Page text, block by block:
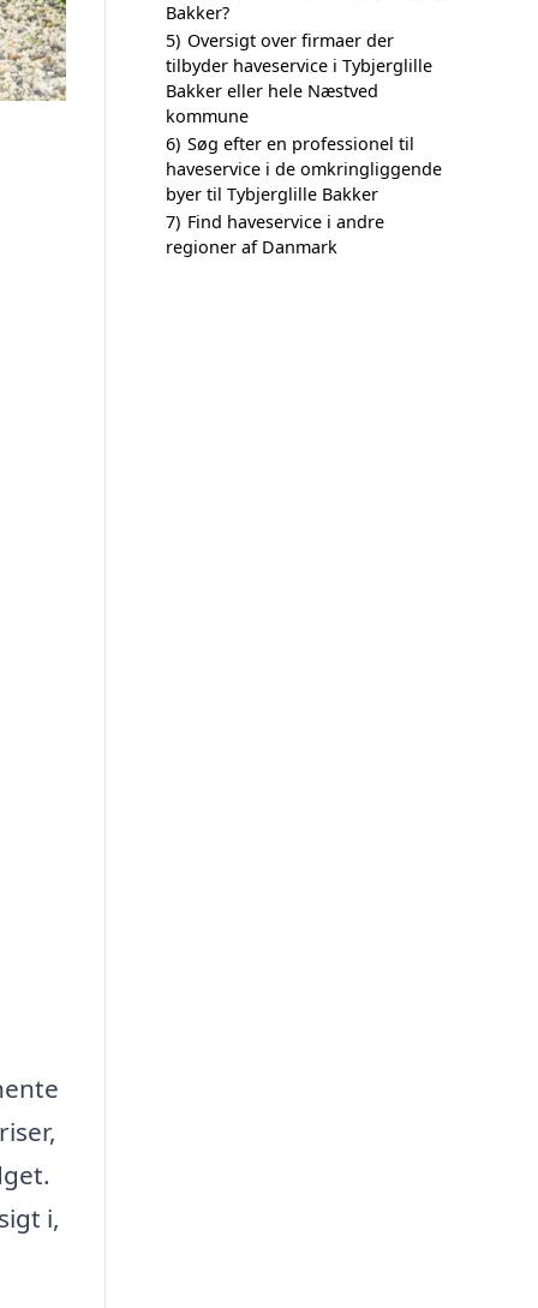
i,
Bakker?
5) Oversigt over firmaer der
tilbyder haveservice i Tybjerglille
Bakker eller hele Næstved
kommune
6) Søg efter en professionel til
haveservice i de omkringliggende
byer til Tybjerglille Bakker
7) Find haveservice i andre
regioner af Danmark